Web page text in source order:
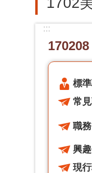
:::
標
常
職
興
現